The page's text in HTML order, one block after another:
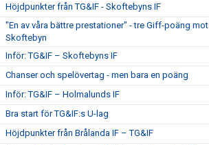
Höjdpunkter från TG&IF - Skoftebyns IF
"En av våra bättre prestationer" - tre Giff-poäng mot
Skoftebyn
Inför: TG&IF – Skoftebyns IF
Chanser och spelövertag - men bara en poäng
Inför: TG&IF – Holmalunds IF
Bra start för TG&IF:s U-lag
Höjdpunkter från Brålanda IF – TG&IF